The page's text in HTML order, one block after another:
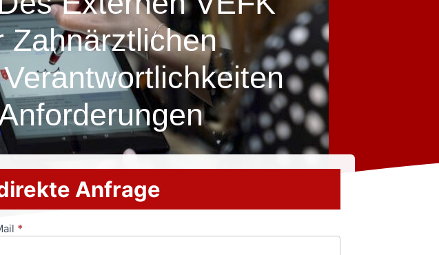
Zahnärztlichen
Anfrage
*